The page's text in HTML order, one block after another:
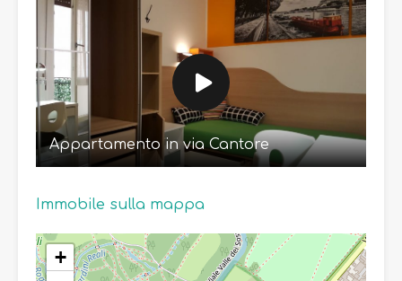
Appartamento in via Cantore
Immobile sulla mappa
+